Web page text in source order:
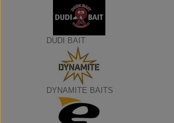
DUDI BAIT
DYNAMITE BAITS